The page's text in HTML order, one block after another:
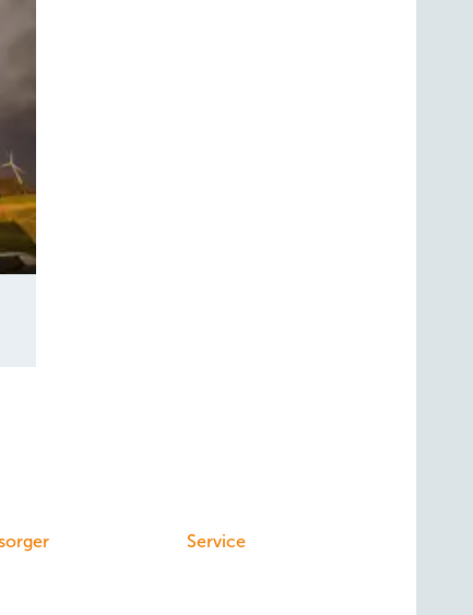
Service